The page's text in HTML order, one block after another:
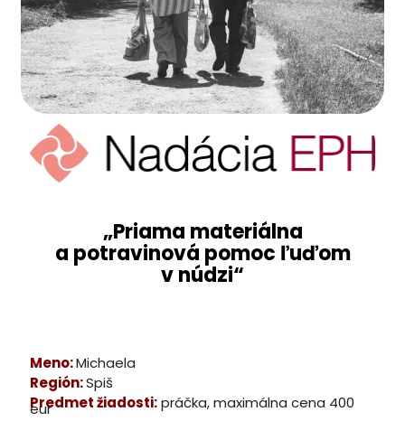
„Priama materiálna
a potravinová pomoc ľuďom
v núdzi“
Meno:Michaela
Región:Spiš
Predmet žiadosti:práčka, maximálna cena 400
eur